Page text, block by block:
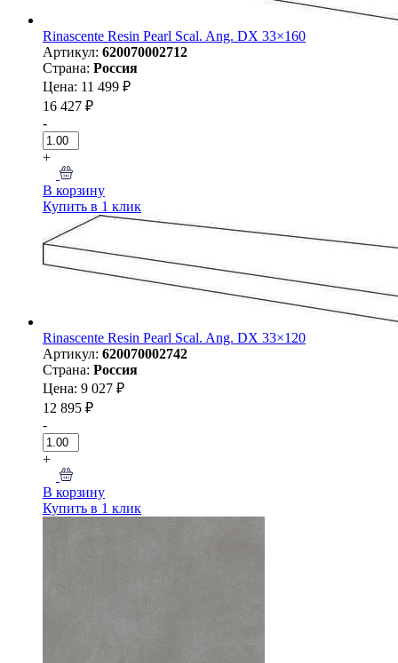
Rinascente Resin Pearl Scal. Ang. DX 33×160
Артикул: 620070002712
Страна: Россия
Цена: 11 499 ₽
16 427 ₽
-
+
В корзину
Купить в 1 клик
Rinascente Resin Pearl Scal. Ang. DX 33×120
Артикул: 620070002742
Страна: Россия
Цена: 9 027 ₽
12 895 ₽
-
+
В корзину
Купить в 1 клик